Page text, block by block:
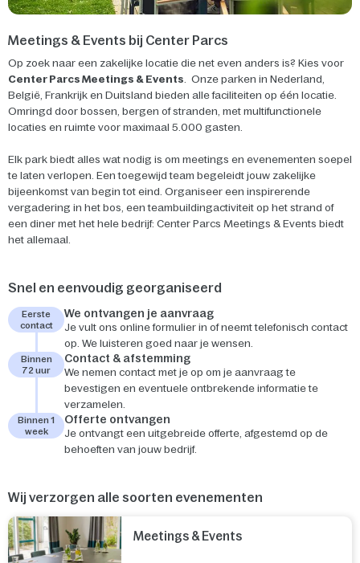
Meetings & Events bij Center Parcs
Op zoek naar een zakelijke locatie die net even anders is? Kies voor
Center Parcs Meetings & Events. Onze parken in Nederland,
België, Frankrijk en Duitsland bieden alle faciliteiten op één locatie.
Omringd door bossen, bergen of stranden, met multifunctionele
locaties en ruimte voor maximaal 5.000 gasten.
Elk park biedt alles wat nodig is om meetings en evenementen soepel
te laten verlopen. Een toegewijd team begeleidt jouw zakelijke
bijeenkomst van begin tot eind. Organiseer een inspirerende
vergadering in het bos, een teambuildingactiviteit op het strand of
een diner met het hele bedrijf: Center Parcs Meetings & Events biedt
het allemaal.
Snel en eenvoudig georganiseerd
Eerste
contact
We ontvangen je aanvraag
Je vult ons online formulier in of neemt telefonisch contact
op. We luisteren goed naar je wensen.
Binnen
72 uur
Contact & afstemming
We nemen contact met je op om je aanvraag te
bevestigen en eventuele ontbrekende informatie te
verzamelen.
Binnen 1
week
Offerte ontvangen
Je ontvangt een uitgebreide offerte, afgestemd op de
behoeften van jouw bedrijf.
Wij verzorgen alle soorten evenementen
Meetings & Events